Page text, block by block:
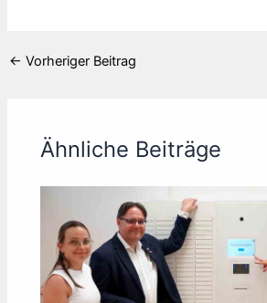
← Vorheriger Beitrag
Ähnliche Beiträge